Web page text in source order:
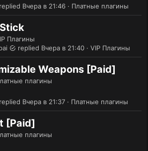
Платные плагины
Вчера в 21:46
Плагины
VIP Плагины
Вчера в 21:40
Weapons [Paid]
плагины
Платные плагины
Вчера в 21:37
[Paid]
плагины